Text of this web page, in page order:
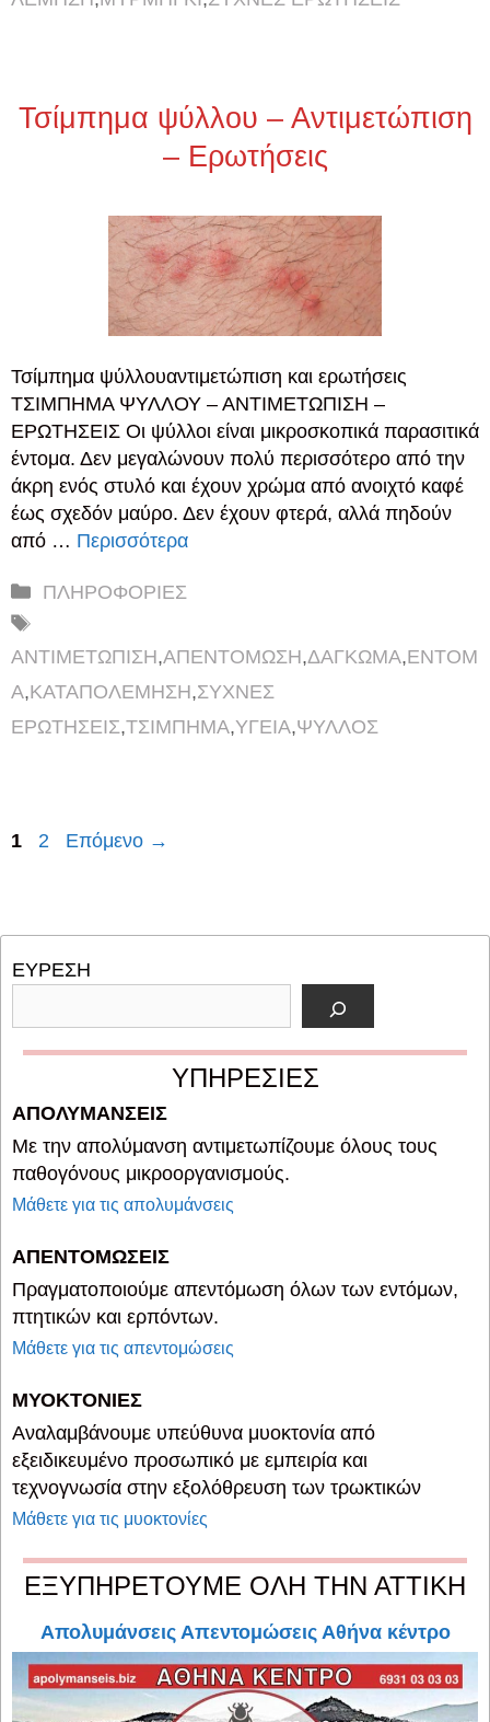
Τσίμπημα ψύλλου – Αντιμετώπιση
– Ερωτήσεις
Τσίμπημα ψύλλουαντιμετώπιση και ερωτήσεις
ΤΣΙΜΠΗΜΑ ΨΥΛΛΟΥ – ΑΝΤΙΜΕΤΩΠΙΣΗ –
ΕΡΩΤΗΣΕΙΣ Οι ψύλλοι είναι μικροσκοπικά παρασιτικά
έντομα. Δεν μεγαλώνουν πολύ περισσότερο από την
άκρη ενός στυλό και έχουν χρώμα από ανοιχτό καφέ
έως σχεδόν μαύρο. Δεν έχουν φτερά, αλλά πηδούν
από … Περισσότερα
Κατηγορίες
ΠΛΗΡΟΦΟΡΙΕΣ
ΑΝΤΙΜΕΤΩΠΙΣΗ,ΑΠΕΝΤΟΜΩΣΗ,ΔΑΓΚΩΜΑ,ΕΝΤΟΜ
Α,ΚΑΤΑΠΟΛΕΜΗΣΗ,ΣΥΧΝΕΣ
ΕΡΩΤΗΣΕΙΣ,ΤΣΙΜΠΗΜΑ,ΥΓΕΙΑ,ΨΥΛΛΟΣ
Σελίδα
1 Σελίδα
2 Επόμενο →
ΕΥΡΕΣΗ
ΥΠΗΡΕΣΙΕΣ
ΑΠΟΛΥΜΑΝΣΕΙΣ
Με την απολύμανση αντιμετωπίζουμε όλους τους
παθογόνους μικροοργανισμούς.
Μάθετε για τις απολυμάνσεις
ΑΠΕΝΤΟΜΩΣΕΙΣ
Πραγματοποιούμε απεντόμωση όλων των εντόμων,
πτητικών και ερπόντων.
Μάθετε για τις απεντομώσεις
ΜΥΟΚΤΟΝΙΕΣ
Αναλαμβάνουμε υπεύθυνα μυοκτονία από
εξειδικευμένο προσωπικό με εμπειρία και
τεχνογνωσία στην εξολόθρευση των τρωκτικών
Μάθετε για τις μυοκτονίες
ΕΞΥΠΗΡΕΤΟΥΜΕ ΟΛΗ ΤΗΝ ΑΤΤΙΚΗ
Απολυμάνσεις Απεντομώσεις Αθήνα κέντρο